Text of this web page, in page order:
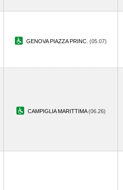
GENOVA PIAZZA PRINC. (05.07)
CAMPIGLIA MARITTIMA(06.26)